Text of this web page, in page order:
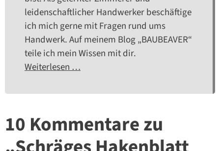
leidenschaftlicher Handwerker beschäftige
ich mich gerne mit Fragen rund ums
Handwerk. Auf meinem Blog „BAUBEAVER“
teile ich mein Wissen mit dir.
Weiterlesen …
10 Kommentare zu